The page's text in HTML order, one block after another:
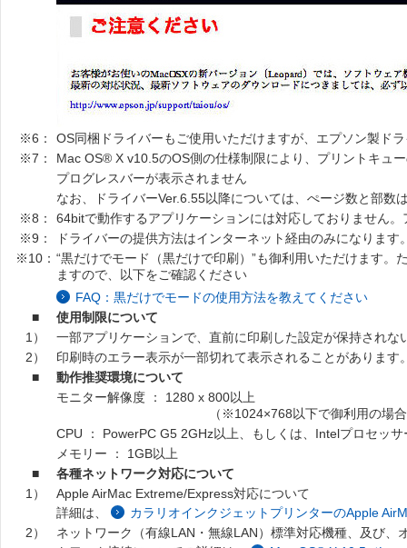
※6：
OS同梱ドライバーもご使用いただけますが、エプソン製ド
※7：
Mac OS® X v10.5のOS側の仕様制限により、プリントキュ
プログレスバーが表示されません
なお、ドライバーVer.6.55以降については、ぺージ数と部数
※8：
64bitで動作するアプリケーションには対応しておりません
※9：
ドライバーの提供方法はインターネット経由のみになります
※10： “黒だけでモード（黒だけで印刷）”も御利用いただけます
ますので、以下をご確認ください
FAQ：黒だけでモードの使用方法を教えてください
■
使用制限について
1）
一部アプリケーションで、直前に印刷した設定が保持されな
2）
印刷時のエラー表示が一部切れて表示されることがありま
■
動作推奨環境について
モニター解像度 ： 1280 x 800以上
（※1024×768以下で御利用の場合、使用環境
CPU ： PowerPC G5 2GHz以上、もしくは、Intelプロセッサ
メモリー ： 1GB以上
■
各種ネットワーク対応について
1）
Apple AirMac Extreme/Express対応について
詳細は、
カラリオインクジェットプリンターのApple
2）
ネットワーク（有線LAN・無線LAN）標準対応機種、及び